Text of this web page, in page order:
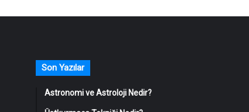
Son Yazılar
Astronomi ve Astroloji Nedir?